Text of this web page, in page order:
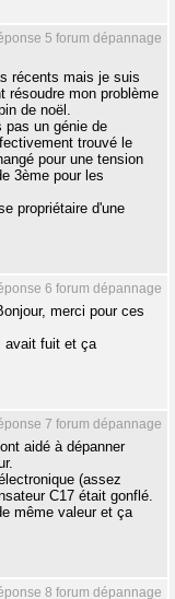
5 forum dépannage
récents mais je suis
résoudre mon problème
de noël.
pas un génie de
trouvé le
pour une tension
3ème pour les
propriétaire d'une
6 forum dépannage
merci pour ces
avait fuit et ça
7 forum dépannage
aidé à dépanner
(assez
C17 était gonflé.
même valeur et ça
8 forum dépannage